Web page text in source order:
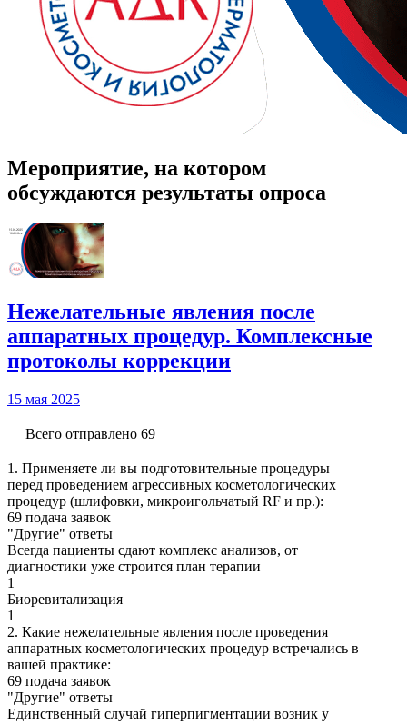
Мероприятие, на котором
обсуждаются результаты опроса
Нежелательные явления после
аппаратных процедур. Комплексные
протоколы коррекции
15 мая 2025
Всего отправлено 69
1. Применяете ли вы подготовительные процедуры
перед проведением агрессивных косметологических
процедур (шлифовки, микроигольчатый RF и пр.):
69 подача заявок
"Другие" ответы
Всегда пациенты сдают комплекс анализов, от
диагностики уже строится план терапии
1
Биоревитализация
1
2. Какие нежелательные явления после проведения
аппаратных косметологических процедур встречались в
вашей практике:
69 подача заявок
"Другие" ответы
Единственный случай гиперпигментации возник у